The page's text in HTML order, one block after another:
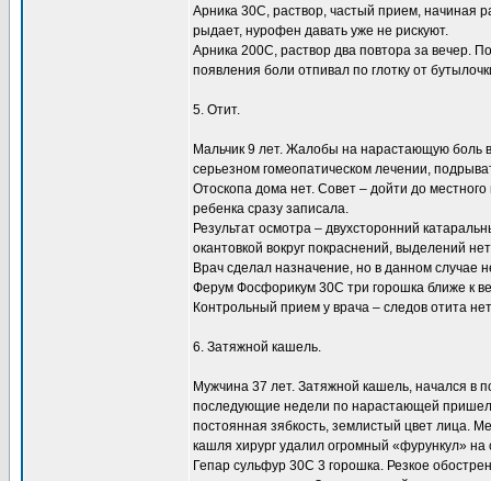
Арника 30С, раствор, частый прием, начиная
рыдает, нурофен давать уже не рискуют.
Арника 200С, раствор два повтора за вечер.
появления боли отпивал по глотку от
5. Отит.
Мальчик 9 лет. Жалобы на нарастающую боль
серьезном гомеопатическом лечении,
Отоскопа дома нет. Совет – дойти до
ребенка сразу записала.
Результат осмотра – двухсторонний
окантовкой вокруг покраснений, выделений
Врач сделал назначение, но в данном случае
Ферум Фосфорикум 30С три горошка ближе к
Контрольный прием у врача – следов отита
6. Затяжной кашель.
Мужчина 37 лет. Затяжной кашель, начался в
последующие недели по нарастающей пришел
постоянная зябкость, землистый цвет лица.
кашля хирург удалил огромный «фурункул»
Гепар сульфур 30С 3 горошка. Резкое